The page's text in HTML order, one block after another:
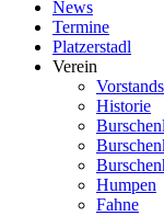
News
Termine
Platzerstadl
Verein
Historie
Humpen
Fahne